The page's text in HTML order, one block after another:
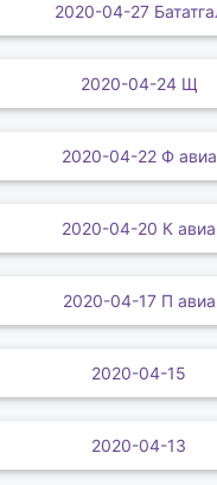
2020-04-27
2020-04-24 Щ
2020-04-22 Ф авиа
2020-04-20 К авиа
2020-04-17 П авиа
2020-04-15
2020-04-13